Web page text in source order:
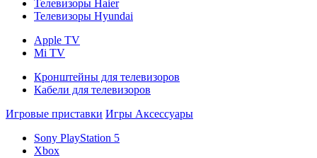
Телевизоры Haier
Телевизоры Hyundai
Apple TV
Mi TV
Кронштейны для телевизоров
Кабели для телевизоров
Игровые приставки Игры Аксессуары
Sony PlayStation 5
Xbox